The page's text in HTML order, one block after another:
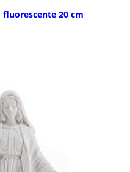
fluorescente 20 cm